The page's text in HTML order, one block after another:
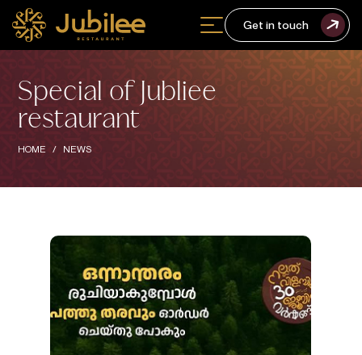
Get in touch
Special of Jubliee
restaurant
HOME NEWS